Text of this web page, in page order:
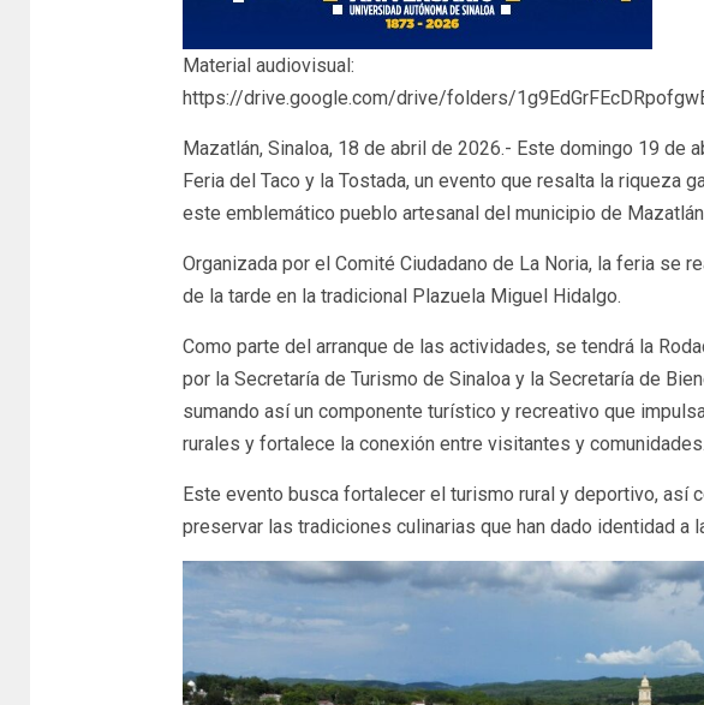
Material audiovisual:
https://drive.google.com/drive/folders/
Mazatlán, Sinaloa, 18 de abril de 2026.- Este domingo 19 de
Feria del Taco y la Tostada, un evento que resalta la riqueza
este emblemático pueblo artesanal del municipio de
Organizada por el Comité Ciudadano de La Noria, la feria se
de la tarde en la tradicional Plazuela Miguel Hidalgo.
Como parte del arranque de las actividades, se tendrá la
por la Secretaría de Turismo de Sinaloa y la Secretaría de
sumando así un componente turístico y recreativo que
rurales y fortalece la conexión entre visitantes y comunidades.
Este evento busca fortalecer el turismo rural y deportivo, así
preservar las tradiciones culinarias que han dado identidad a